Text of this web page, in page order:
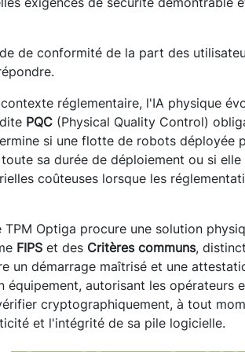
de conformité de la part des
réglementaire, l'IA physique
PQC (Physical Quality Control)
si une flotte de robots déployée
sa durée de déploiement ou si elle
coûteuses lorsque les
Optiga procure une solution
FIPS et des Critères communs,
un démarrage maîtrisé et une
équipement, autorisant les opérateurs
cryptographiquement, à tout
et l'intégrité de sa pile logicielle.